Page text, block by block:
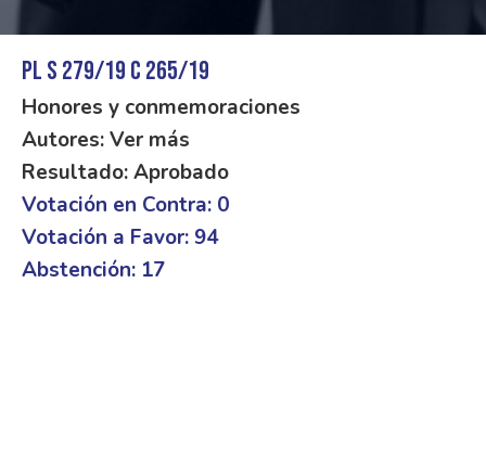
PL S 279/19 C 265/19
Honores y conmemoraciones
Autores: Ver más
Resultado: Aprobado
Votación en Contra: 0
Votación a Favor: 94
Abstención: 17